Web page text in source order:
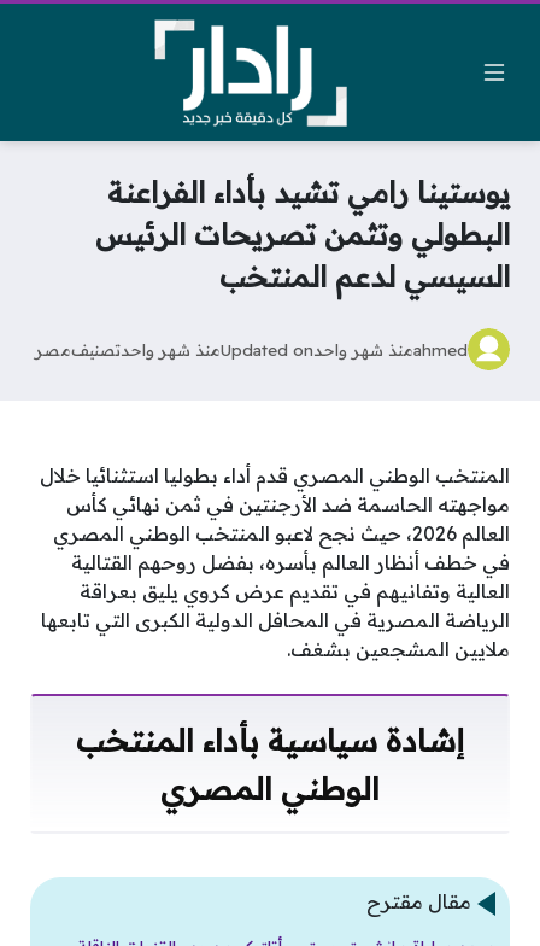
يوستينا رامي تشيد بأداء الفراعنة
البطولي وتثمن تصريحات الرئيس
السيسي لدعم المنتخب
ahmedمنذ شهر واحدUpdated onمنذ شهر واحدتصنيفمصر
المنتخب الوطني المصري قدم أداء بطوليا استثنائيا خلال
مواجهته الحاسمة ضد الأرجنتين في ثمن نهائي كأس
العالم 2026، حيث نجح لاعبو المنتخب الوطني المصري
في خطف أنظار العالم بأسره، بفضل روحهم القتالية
العالية وتفانيهم في تقديم عرض كروي يليق بعراقة
الرياضة المصرية في المحافل الدولية الكبرى التي تابعها
ملايين المشجعين بشغف.
إشادة سياسية بأداء المنتخب
الوطني المصري
مقال مقترح